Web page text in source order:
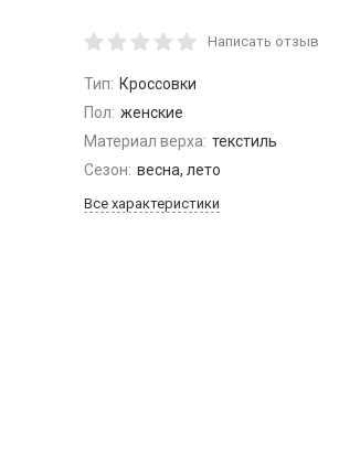
Написать отзыв
Тип: Кроссовки
Пол: женские
Материал верха: текстиль
Сезон: весна, лето
Все характеристики